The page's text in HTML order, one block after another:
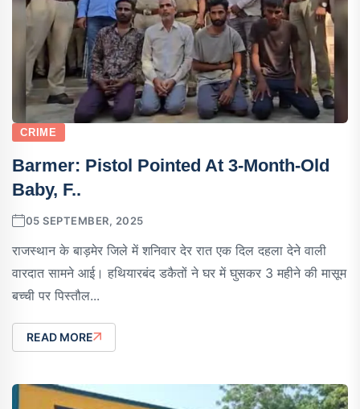
CRIME
Barmer: Pistol Pointed At 3-Month-Old
Baby, F..
05 SEPTEMBER, 2025
राजस्थान के बाड़मेर जिले में शनिवार देर रात एक दिल दहला देने वाली
वारदात सामने आई। हथियारबंद डकैतों ने घर में घुसकर 3 महीने की मासूम
बच्ची पर पिस्तौल...
READ MORE